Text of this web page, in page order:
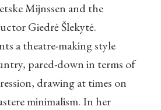
Mijnssen and the
Giedrė Šlekytė.
a theatre-making style
pared-down in terms of
drawing at times on
minimalism. In her